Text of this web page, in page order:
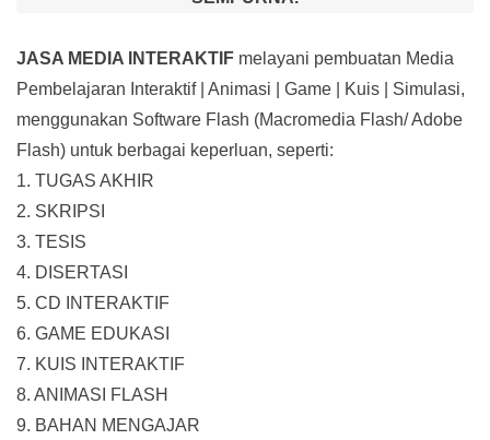
JASA MEDIA INTERAKTIF melayani pembuatan Media
Pembelajaran Interaktif| Animasi | Game | Kuis | Simulasi,
menggunakan Software Flash (Macromedia Flash/ Adobe
Flash) untuk berbagai keperluan, seperti:
1. TUGAS AKHIR
2. SKRIPSI
3. TESIS
4. DISERTASI
5. CD INTERAKTIF
6. GAME EDUKASI
7. KUIS INTERAKTIF
8. ANIMASI FLASH
9. BAHAN MENGAJAR